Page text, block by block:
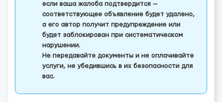
если ваша жалоба подтвердится —
соответствующее объявление будет удалено,
а его автор получит предупреждение или
будет заблокирован при систематическом
нарушении.
Не передавайте документы и не оплачивайте
услуги, не убедившись в их безопасности для
вас.